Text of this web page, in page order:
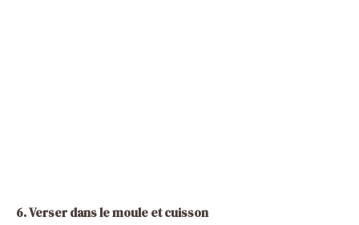
6. Verser dans le moule et cuisson